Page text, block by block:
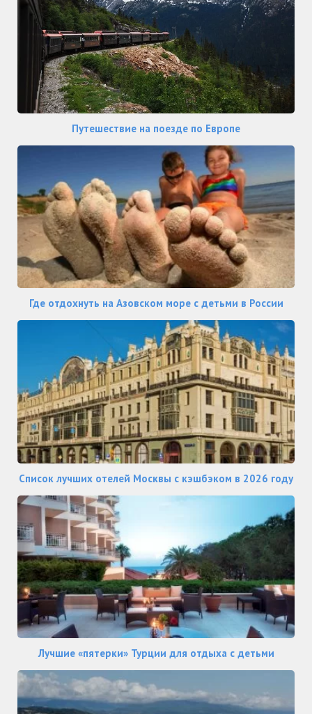
Путешествие на поезде по Европе
Где отдохнуть на Азовском море с детьми в России
Список лучших отелей Москвы с кэшбэком в 2026 году
Лучшие «пятерки» Турции для отдыха с детьми